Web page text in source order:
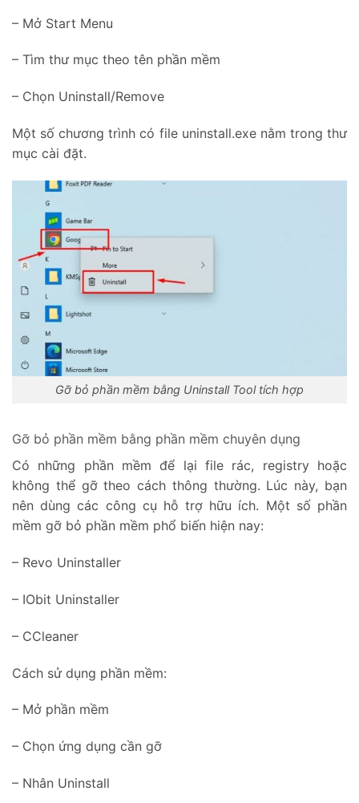
– Mở Start Menu
– Tìm thư mục theo tên phần mềm
– Chọn Uninstall/Remove
Một số chương trình có file uninstall.exe nằm trong thư
mục cài đặt.
Gỡ bỏ phần mềm bằng Uninstall Tool tích hợp
Gỡ bỏ phần mềm bằng phần mềm chuyên dụng
Có những phần mềm để lại file rác, registry hoặc
không thể gỡ theo cách thông thường. Lúc này, bạn
nên dùng các công cụ hỗ trợ hữu ích. Một số phần
mềm gỡ bỏ phần mềm phổ biến hiện nay:
– Revo Uninstaller
– IObit Uninstaller
– CCleaner
Cách sử dụng phần mềm:
– Mở phần mềm
– Chọn ứng dụng cần gỡ
– Nhân Uninstall